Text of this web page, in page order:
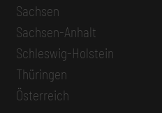
Sachsen
Sachsen-Anhalt
Schleswig-Holstein
Thüringen
Österreich